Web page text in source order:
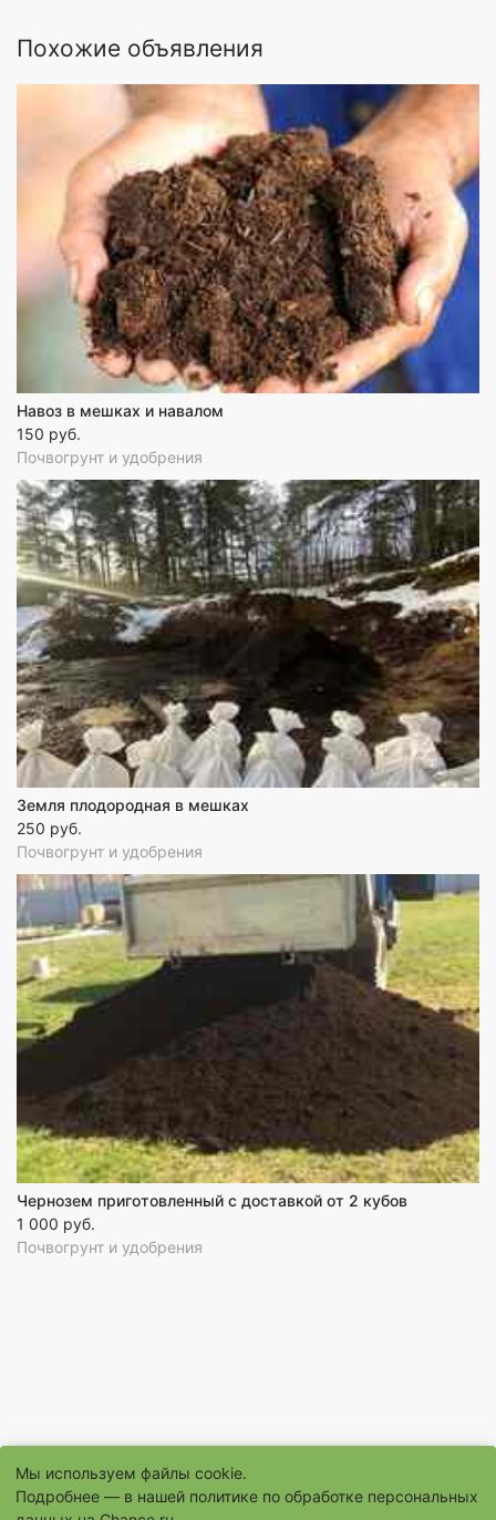
Похожие объявления
Навоз в мешках и навалом
150 руб.
Почвогрунт и удобрения
Земля плодородная в мешках
250 руб.
Почвогрунт и удобрения
Чернозем приготовленный с доставкой от 2 кубов
1 000 руб.
Почвогрунт и удобрения
Мы используем файлы cookie.
Подробнее — в нашей политике по обработке персональных
© 1996–2026 Сайт бесплатных объявлений «Шанс.Ру»